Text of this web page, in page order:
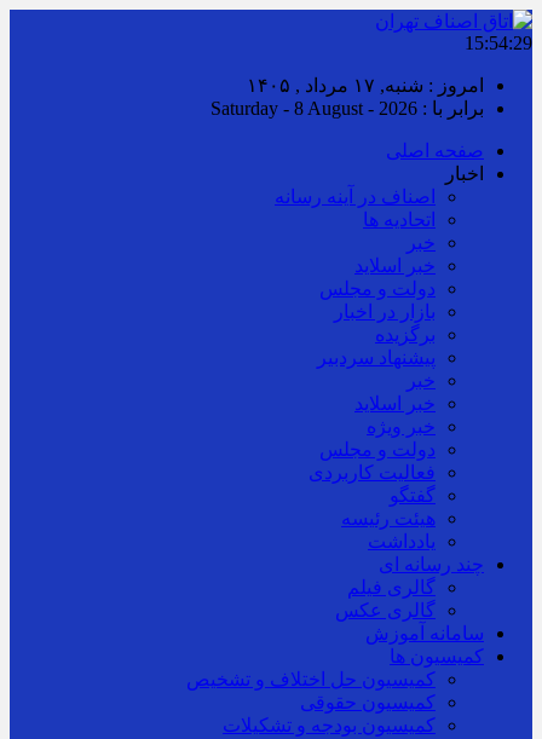
15:54:30
امروز : شنبه, ۱۷ مرداد , ۱۴۰۵
برابر با : Saturday - 8 August - 2026
صفحه اصلی
اخبار
اصناف در آینه رسانه
اتحادیه ها
خبر
خبر اسلايد
دولت و مجلس
بازار در اخبار
برگزیده
پیشنهاد سردبیر
خبر
خبر اسلايد
خبر ویژه
دولت و مجلس
فعالیت کاربردی
گفتگو
هیئت رئیسه
یادداشت
چند رسانه ای
گالری فیلم
گالری عکس
سامانه آموزش
کمیسیون ها
کمیسیون حل اختلاف و تشخیص
کمیسیون حقوقی
کمیسیون بودجه و تشکیلات